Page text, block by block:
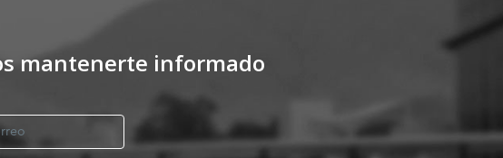
mantenerte informado